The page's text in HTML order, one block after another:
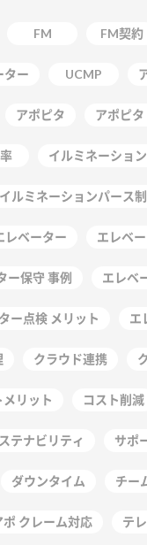
FM FM契約
ター UCMP
アポピタ アポピ
イルミネーショ
イルミネーションパース
レベーター エレベ
ー保守 事例 エレベ
ー点検 メリット エ
クラウド連携
メリット コスト削減
テナビリティ サポ
ダウンタイム チー
ポ クレーム対応 テ